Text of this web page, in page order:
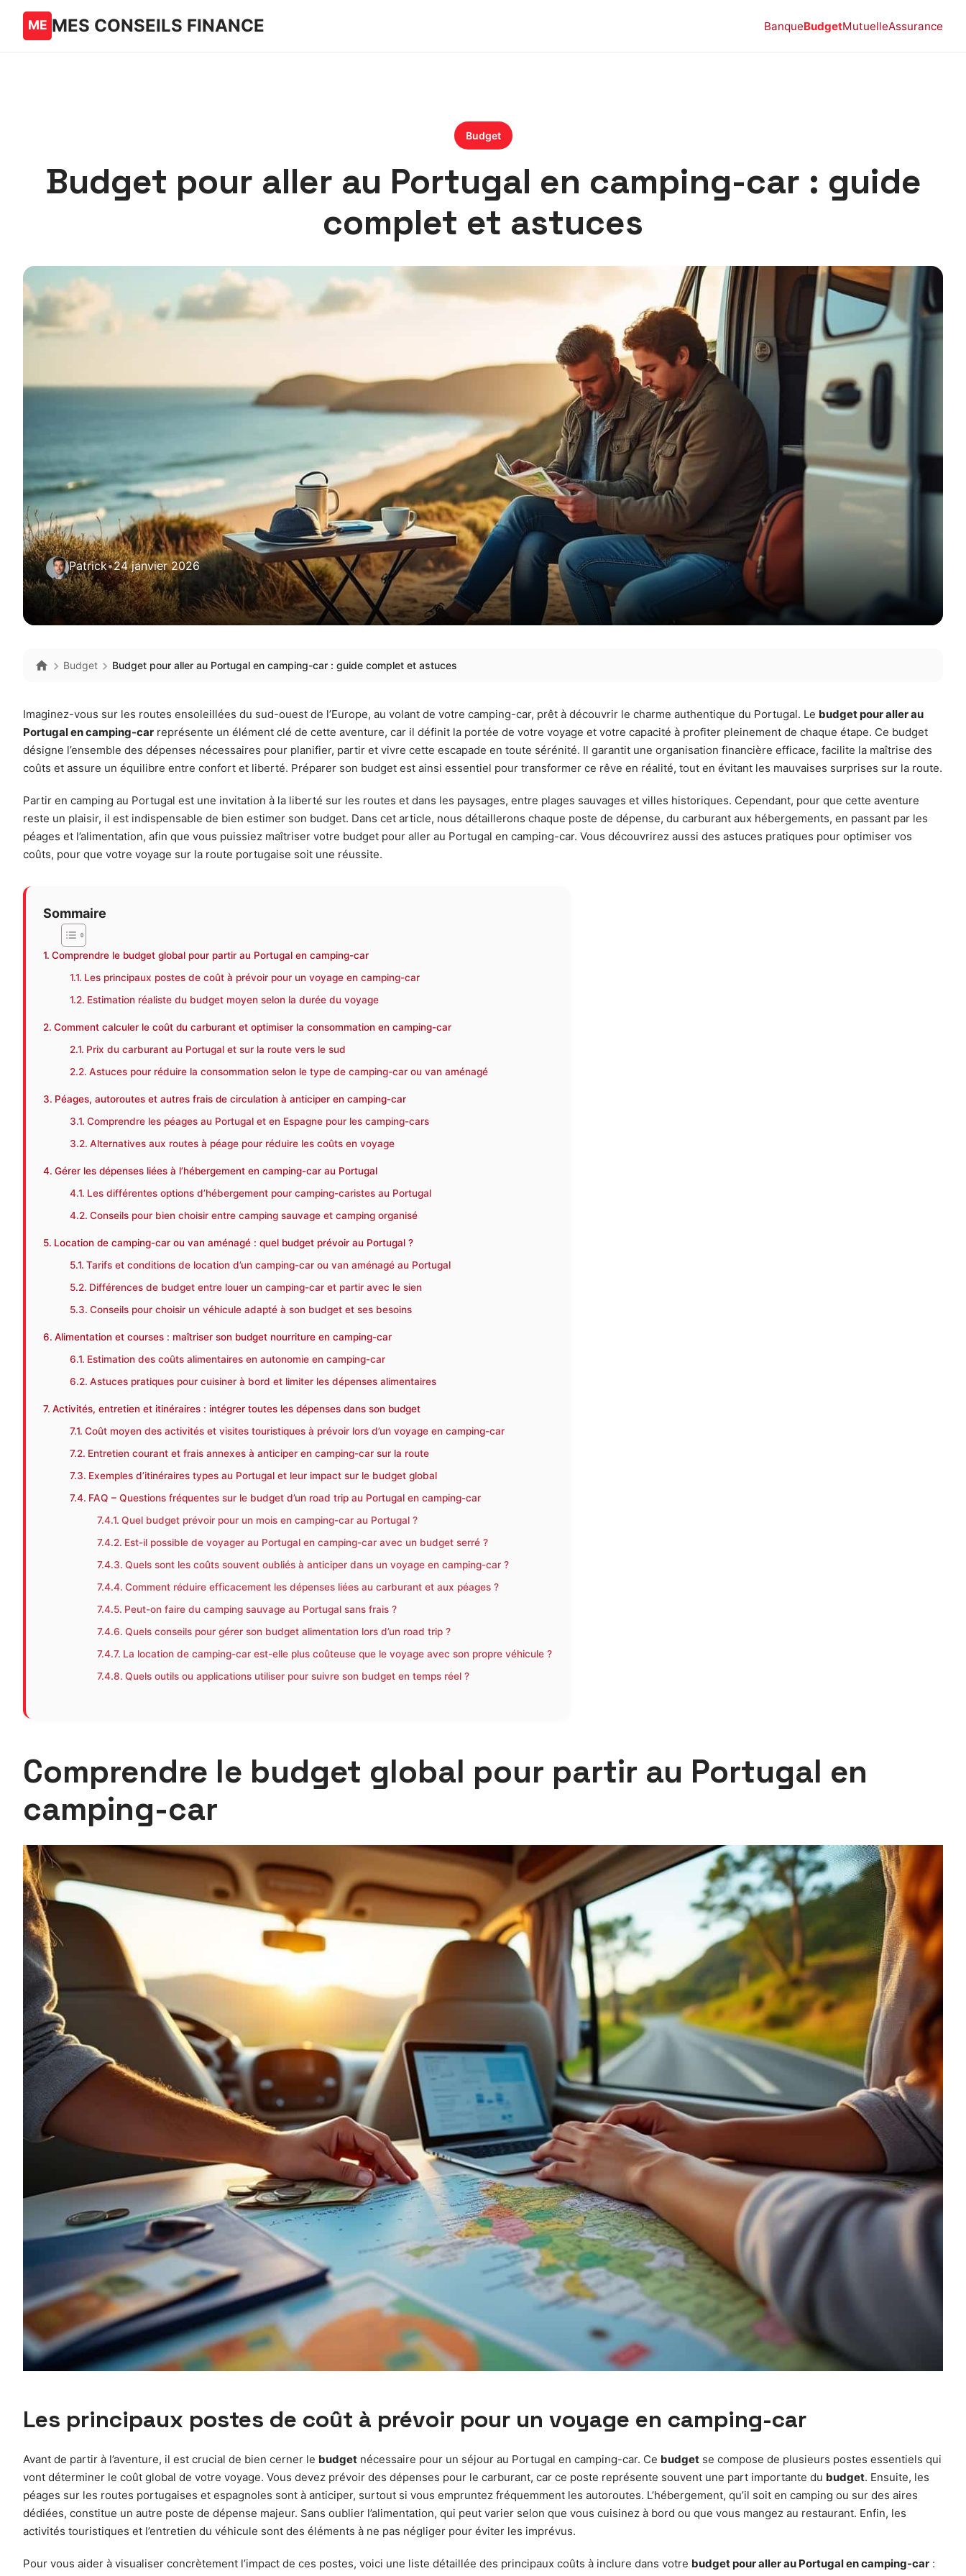
MES CONSEILS FINANCE BanqueBudgetMutuelleAssurance
Budget
Budget pour aller au Portugal en camping-car : guide
complet et astuces
Patrick•24 janvier 2026
Budget Budget pour aller au Portugal en camping-car : guide complet et astuces
Imaginez-vous sur les routes ensoleillées du sud-ouest de l’Europe, au volant de votre camping-car, prêt à découvrir le charme authentique du Portugal. Le budget pour aller au
Portugal en camping-car représente un élément clé de cette aventure, car il définit la portée de votre voyage et votre capacité à profiter pleinement de chaque étape. Ce budget
désigne l’ensemble des dépenses nécessaires pour planifier, partir et vivre cette escapade en toute sérénité. Il garantit une organisation financière efficace, facilite la maîtrise des
coûts et assure un équilibre entre confort et liberté. Préparer son budget est ainsi essentiel pour transformer ce rêve en réalité, tout en évitant les mauvaises surprises sur la route.
Partir en camping au Portugal est une invitation à la liberté sur les routes et dans les paysages, entre plages sauvages et villes historiques. Cependant, pour que cette aventure
reste un plaisir, il est indispensable de bien estimer son budget. Dans cet article, nous détaillerons chaque poste de dépense, du carburant aux hébergements, en passant par les
péages et l’alimentation, afin que vous puissiez maîtriser votre budget pour aller au Portugal en camping-car. Vous découvrirez aussi des astuces pratiques pour optimiser vos
coûts, pour que votre voyage sur la route portugaise soit une réussite.
Sommaire
Comprendre le budget global pour partir au Portugal en camping-car
Les principaux postes de coût à prévoir pour un voyage en camping-car
Estimation réaliste du budget moyen selon la durée du voyage
Comment calculer le coût du carburant et optimiser la consommation en camping-car
Prix du carburant au Portugal et sur la route vers le sud
Astuces pour réduire la consommation selon le type de camping-car ou van aménagé
Péages, autoroutes et autres frais de circulation à anticiper en camping-car
Comprendre les péages au Portugal et en Espagne pour les camping-cars
Alternatives aux routes à péage pour réduire les coûts en voyage
Gérer les dépenses liées à l’hébergement en camping-car au Portugal
Les différentes options d’hébergement pour camping-caristes au Portugal
Conseils pour bien choisir entre camping sauvage et camping organisé
Location de camping-car ou van aménagé : quel budget prévoir au Portugal ?
Tarifs et conditions de location d’un camping-car ou van aménagé au Portugal
Différences de budget entre louer un camping-car et partir avec le sien
Conseils pour choisir un véhicule adapté à son budget et ses besoins
Alimentation et courses : maîtriser son budget nourriture en camping-car
Estimation des coûts alimentaires en autonomie en camping-car
Astuces pratiques pour cuisiner à bord et limiter les dépenses alimentaires
Activités, entretien et itinéraires : intégrer toutes les dépenses dans son budget
Coût moyen des activités et visites touristiques à prévoir lors d’un voyage en camping-car
Entretien courant et frais annexes à anticiper en camping-car sur la route
Exemples d’itinéraires types au Portugal et leur impact sur le budget global
FAQ – Questions fréquentes sur le budget d’un road trip au Portugal en camping-car
Quel budget prévoir pour un mois en camping-car au Portugal ?
Est-il possible de voyager au Portugal en camping-car avec un budget serré ?
Quels sont les coûts souvent oubliés à anticiper dans un voyage en camping-car ?
Comment réduire efficacement les dépenses liées au carburant et aux péages ?
Peut-on faire du camping sauvage au Portugal sans frais ?
Quels conseils pour gérer son budget alimentation lors d’un road trip ?
La location de camping-car est-elle plus coûteuse que le voyage avec son propre véhicule ?
Quels outils ou applications utiliser pour suivre son budget en temps réel ?
Comprendre le budget global pour partir au Portugal en
camping-car
Les principaux postes de coût à prévoir pour un voyage en camping-car
Avant de partir à l’aventure, il est crucial de bien cerner le budget nécessaire pour un séjour au Portugal en camping-car. Ce budget se compose de plusieurs postes essentiels qui
vont déterminer le coût global de votre voyage. Vous devez prévoir des dépenses pour le carburant, car ce poste représente souvent une part importante du budget. Ensuite, les
péages sur les routes portugaises et espagnoles sont à anticiper, surtout si vous empruntez fréquemment les autoroutes. L’hébergement, qu’il soit en camping ou sur des aires
dédiées, constitue un autre poste de dépense majeur. Sans oublier l’alimentation, qui peut varier selon que vous cuisinez à bord ou que vous mangez au restaurant. Enfin, les
activités touristiques et l’entretien du véhicule sont des éléments à ne pas négliger pour éviter les imprévus.
Pour vous aider à visualiser concrètement l’impact de ces postes, voici une liste détaillée des principaux coûts à inclure dans votre budget pour aller au Portugal en camping-car :